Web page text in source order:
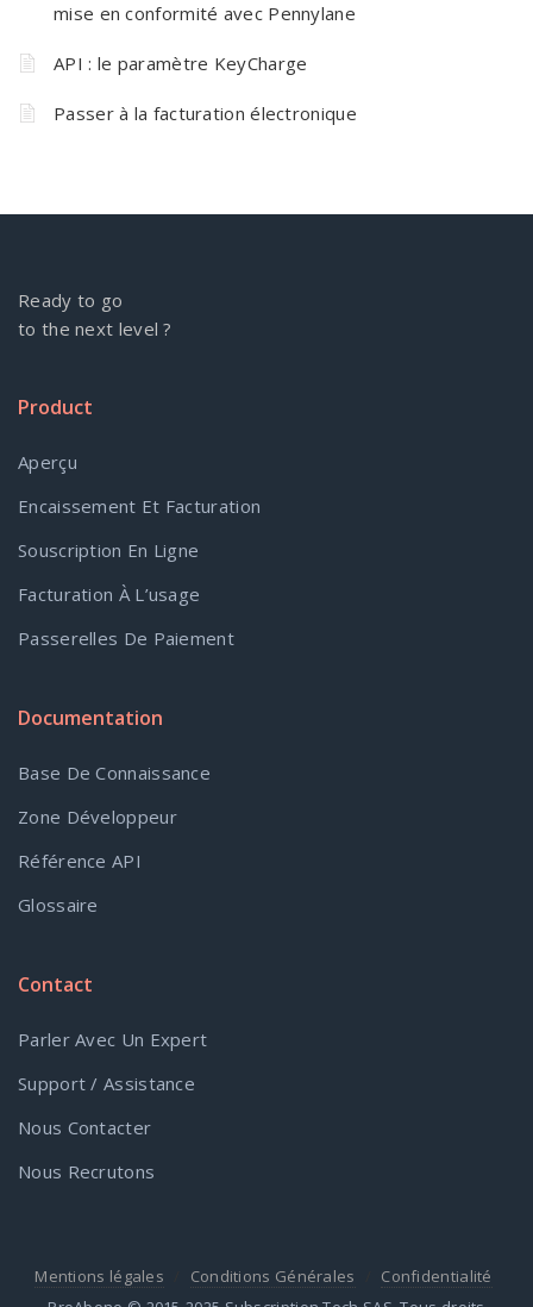
mise en conformité avec Pennylane
API : le paramètre KeyCharge
Passer à la facturation électronique
Ready to go
to the next level ?
Product
Aperçu
Encaissement Et Facturation
Souscription En Ligne
Facturation À L’usage
Passerelles De Paiement
Documentation
Base De Connaissance
Zone Développeur
Référence API
Glossaire
Contact
Parler Avec Un Expert
Support / Assistance
Nous Contacter
Nous Recrutons
Mentions légales Conditions Générales
Confidentialité